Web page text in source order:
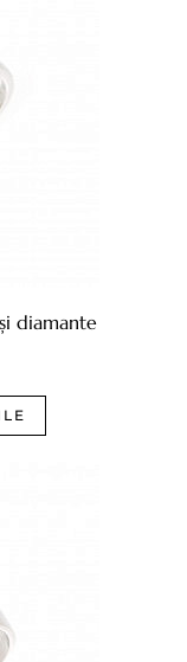
diamante